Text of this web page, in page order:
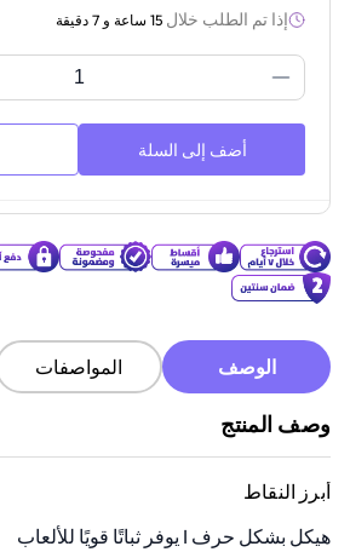
إذا تم الطلب خلال 15 ساعة و 7 دقيقة
أضف إلى السلة
الوصف المواصفات
وصف المنتج
أبرز النقاط
هيكل بشكل حرف I يوفر ثباتًا قويًا للألعاب